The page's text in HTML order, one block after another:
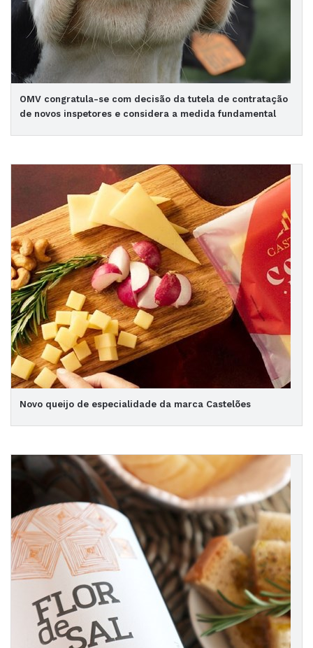
OMV congratula-se com decisão da tutela de contratação
de novos inspetores e considera a medida fundamental
Novo queijo de especialidade da marca Castelões